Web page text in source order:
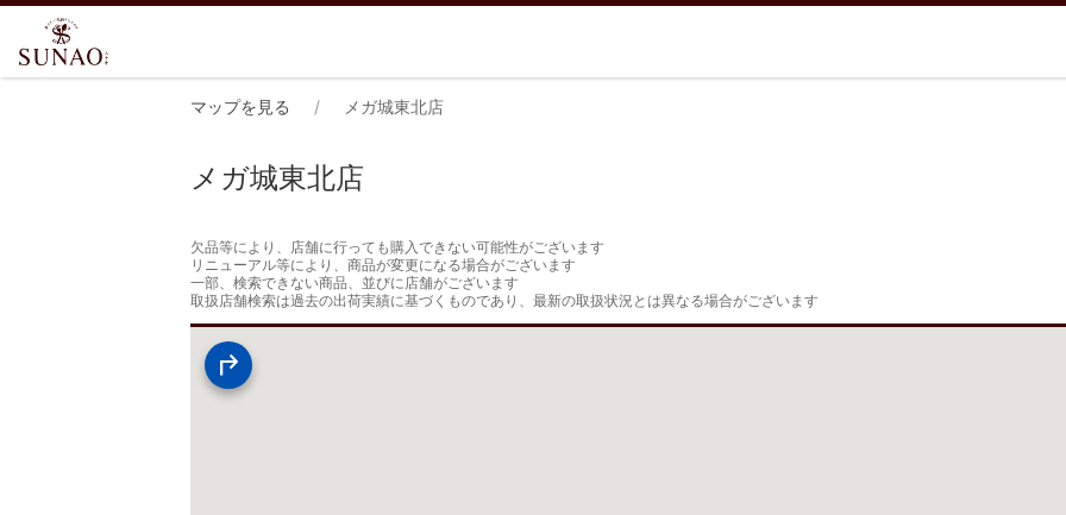
マップを見る メガ城東北店
メガ城東北店
欠品等により、店舗に行っても購入できない可能性がございます
リニューアル等により、商品が変更になる場合がございます
一部、検索できない商品、並びに店舗がございます
取扱店舗検索は過去の出荷実績に基づくものであり、最新の取扱状況とは異なる場合がございます